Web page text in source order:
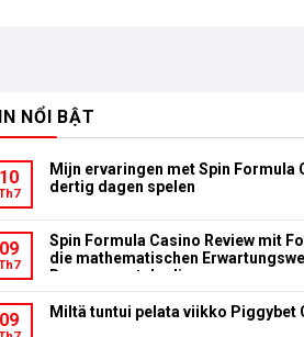
NỔI BẬT
10
Mijn ervaringen met Spin Formula
dertig dagen spelen
09
Spin Formula Casino Review mit
die mathematischen
Bonusumsatzbedingungen
09 Miltä tuntui pelata viikko Piggybet